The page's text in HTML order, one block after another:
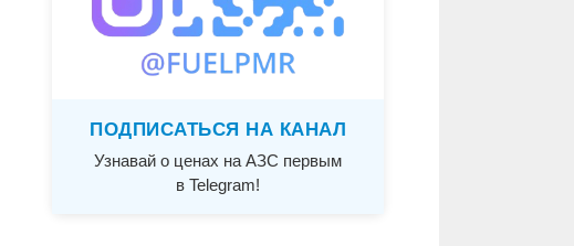
ПОДПИСАТЬСЯ НА КАНАЛ
Узнавай о ценах на АЗС первым
в Telegram!